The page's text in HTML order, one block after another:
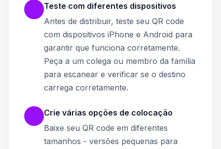
Teste com diferentes dispositivos
Antes de distribuir, teste seu QR code
com dispositivos iPhone e Android para
garantir que funciona corretamente.
Peça a um colega ou membro da família
para escanear e verificar se o destino
carrega corretamente.
Crie várias opções de colocação
Baixe seu QR code em diferentes
tamanhos - versões pequenas para